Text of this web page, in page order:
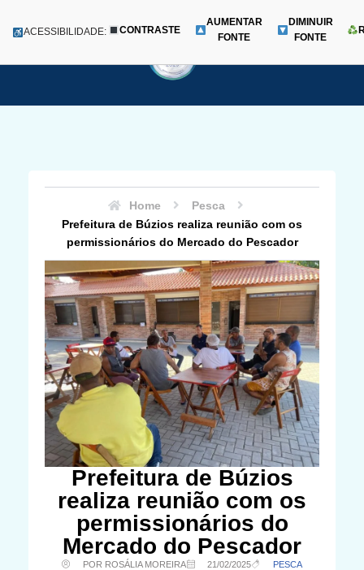
para
Menu
ACESSIBILIDADE: CONTRASTE
AUMENTAR
FONTE
DIMINUIR
FONTE
Home
Pesca
Prefeitura de Búzios realiza reunião com os
permissionários do Mercado do Pescador
Prefeitura de Búzios
realiza reunião com os
permissionários do
Mercado do Pescador
POR ROSÁLIA MOREIRA 21/02/2025 PESCA